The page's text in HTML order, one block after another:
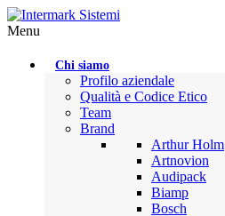
Menu
Chi siamo
Profilo aziendale
Qualità e Codice Etico
Team
Brand
Arthur Holm
Artnovion
Audipack
Biamp
Bosch